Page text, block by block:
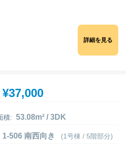
詳細を見る
¥37,000
積: 53.08m² / 3DK
1-506 南西向き (1号棟 / 5階部分)